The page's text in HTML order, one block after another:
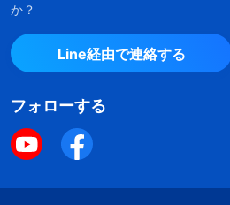
か？
Line経由で連絡する
フォローする